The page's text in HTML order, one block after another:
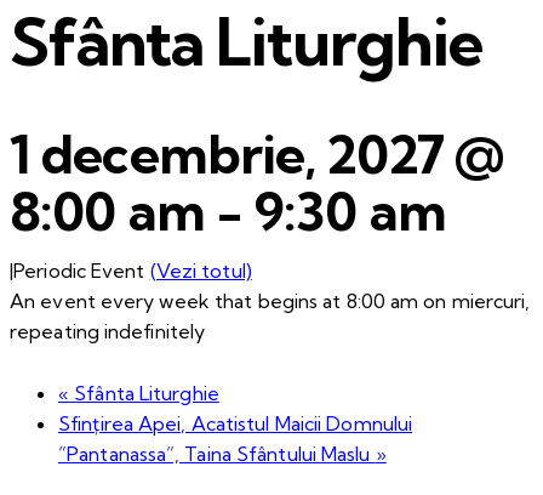
Sfânta Liturghie
1 decembrie, 2027 @
8:00 am - 9:30 am
|Periodic Event (Vezi totul)
An event every week that begins at 8:00 am on miercuri,
repeating indefinitely
« Sfânta Liturghie
Sfințirea Apei, Acatistul Maicii Domnului
”Pantanassa”, Taina Sfântului Maslu »